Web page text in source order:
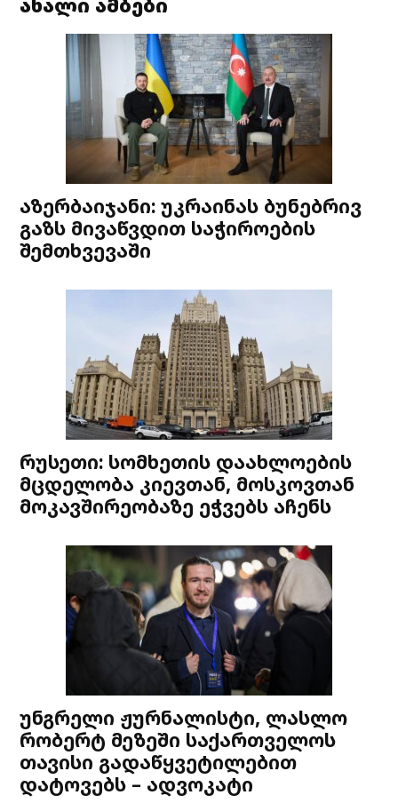
აზერბაიჯანი: უკრაინას ბუნებრივ
გაზს მივაწვდით საჭიროების
შემთხვევაში
რუსეთი: სომხეთის დაახლოების
მცდელობა კიევთან, მოსკოვთან
მოკავშირეობაზე ეჭვებს აჩენს
უნგრელი ჟურნალისტი, ლასლო
რობერტ მეზეში საქართველოს
თავისი გადაწყვეტილებით
დატოვებს – ადვოკატი